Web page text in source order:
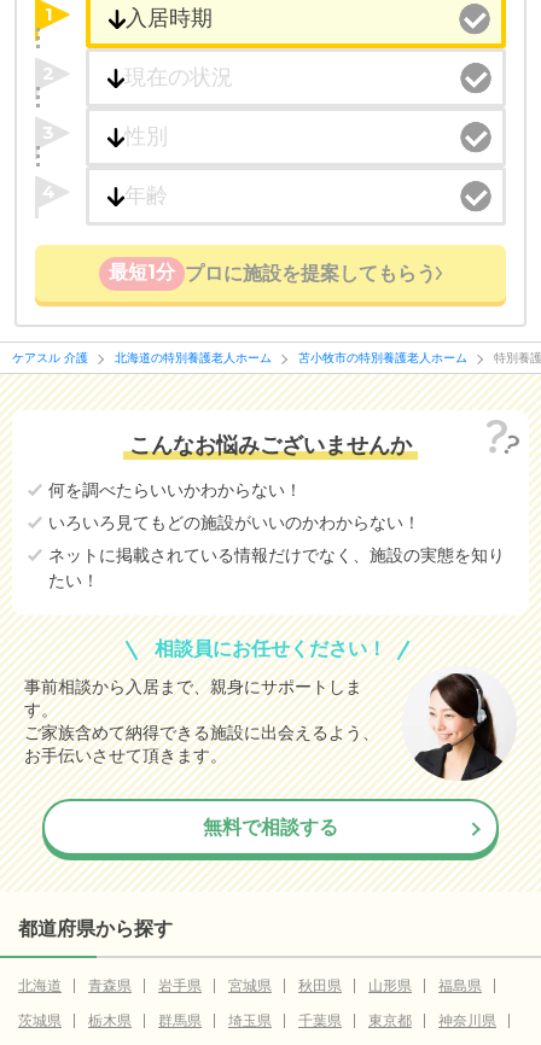
・こだわりの条件や医療体制から施設を探せる
たとえば「カラオケ」「麻雀」が楽しめる施設、
「夫婦入居可」の施設、「看取り可」の施設など、
医療・看護体制から施設を探すこともできます。
1
2
3
4
最短1分 プロに施設を提案してもらう
ケアスル 介護 北海道の特別養護老人ホーム 苫小牧市の特別養護老人ホーム 特別養
こんなお悩みございませんか
何を調べたらいいかわからない！
いろいろ見てもどの施設がいいのかわからない！
ネットに掲載されている情報だけでなく、施設の実態を知り
たい！
相談員にお任せください！
事前相談から入居まで、親身にサポートしま
す。
ご家族含めて納得できる施設に出会えるよう、
お手伝いさせて頂きます。
無料で相談する
都道府県から探す
北海道 青森県 岩手県 宮城県 秋田県 山形県
福島県
茨城県
栃木県 群馬県 埼玉県 千葉県 東京都
神奈川県